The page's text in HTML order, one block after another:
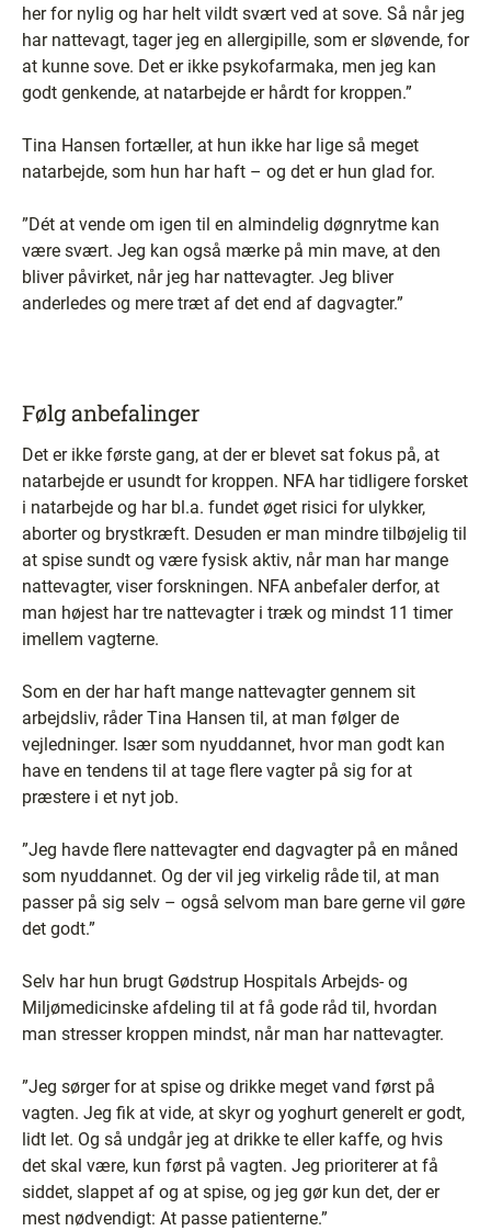
her for nylig og har helt vildt svært ved at sove. Så når jeg
har nattevagt, tager jeg en allergipille, som er sløvende, for
at kunne sove. Det er ikke psykofarmaka, men jeg kan
godt genkende, at natarbejde er hårdt for kroppen.”
Tina Hansen fortæller, at hun ikke har lige så meget
natarbejde, som hun har haft – og det er hun glad for.
”Dét at vende om igen til en almindelig døgnrytme kan
være svært. Jeg kan også mærke på min mave, at den
bliver påvirket, når jeg har nattevagter. Jeg bliver
anderledes og mere træt af det end af dagvagter.”
Følg anbefalinger
Det er ikke første gang, at der er blevet sat fokus på, at
natarbejde er usundt for kroppen. NFA har tidligere forsket
i natarbejde og har bl.a. fundet øget risici for ulykker,
aborter og brystkræft. Desuden er man mindre tilbøjelig til
at spise sundt og være fysisk aktiv, når man har mange
nattevagter, viser forskningen. NFA anbefaler derfor, at
man højest har tre nattevagter i træk og mindst 11 timer
imellem vagterne.
Som en der har haft mange nattevagter gennem sit
arbejdsliv, råder Tina Hansen til, at man følger de
vejledninger. Især som nyuddannet, hvor man godt kan
have en tendens til at tage flere vagter på sig for at
præstere i et nyt job.
”Jeg havde flere nattevagter end dagvagter på en måned
som nyuddannet. Og der vil jeg virkelig råde til, at man
passer på sig selv – også selvom man bare gerne vil gøre
det godt.”
Selv har hun brugt Gødstrup Hospitals Arbejds- og
Miljømedicinske afdeling til at få gode råd til, hvordan
man stresser kroppen mindst, når man har nattevagter.
”Jeg sørger for at spise og drikke meget vand først på
vagten. Jeg fik at vide, at skyr og yoghurt generelt er godt,
lidt let. Og så undgår jeg at drikke te eller kaffe, og hvis
det skal være, kun først på vagten. Jeg prioriterer at få
siddet, slappet af og at spise, og jeg gør kun det, der er
mest nødvendigt: At passe patienterne.”